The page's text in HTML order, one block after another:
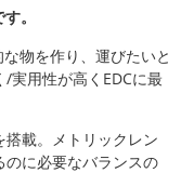
。
物を作り、運びたいと
実用性が高くEDCに最
載。メトリックレン
に必要なバランスの